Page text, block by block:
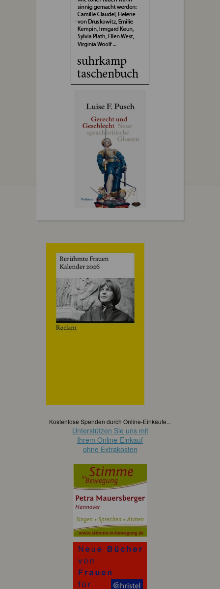
Kostenlose Spenden durch Online-Einkäufe...
Unterstützen Sie uns mit
Ihrem Online-Einkauf
ohne Extrakosten